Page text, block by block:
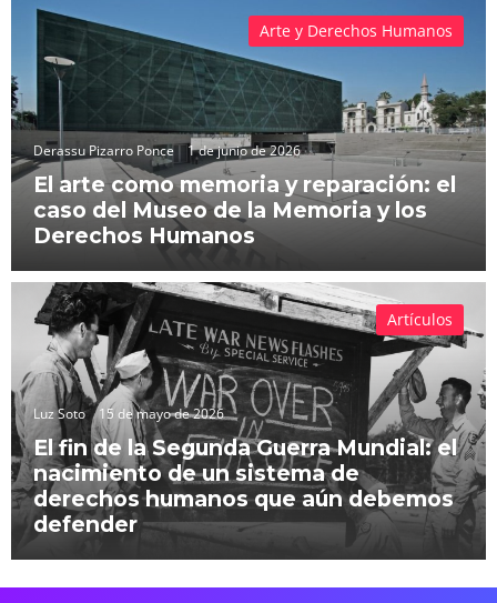
Derassu Pizarro Ponce 1 de junio de 2026
El arte como memoria y reparación: el
caso del Museo de la Memoria y los
Derechos Humanos
Arte y Derechos Humanos
Luz Soto 15 de mayo de 2026
El fin de la Segunda Guerra Mundial: el
nacimiento de un sistema de
derechos humanos que aún debemos
defender
Artículos